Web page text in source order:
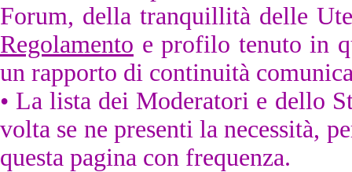
Forum, della tranquillità delle
Regolamento e profilo tenuto in
un rapporto di continuità
• La lista dei Moderatori e dello
volta se ne presenti la necessità,
questa pagina con frequenza.